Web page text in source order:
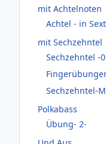
mit Achtelnoten
Achtel - in
mit Sechzehntel
Sechzehntel -
Sechzehntel-
Polkabass
Übung- 2-